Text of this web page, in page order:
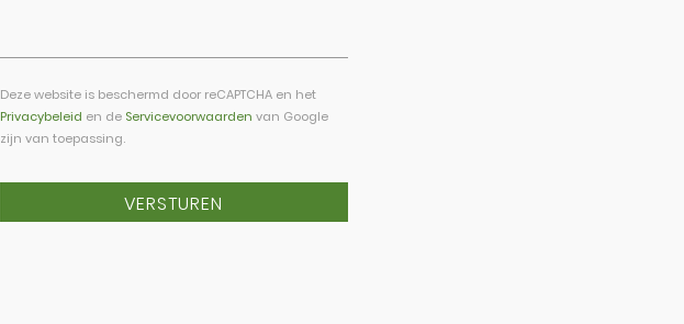
Deze website is beschermd door reCAPTCHA en het
Privacybeleid en de Servicevoorwaarden van Google
zijn van toepassing.
VERSTUREN